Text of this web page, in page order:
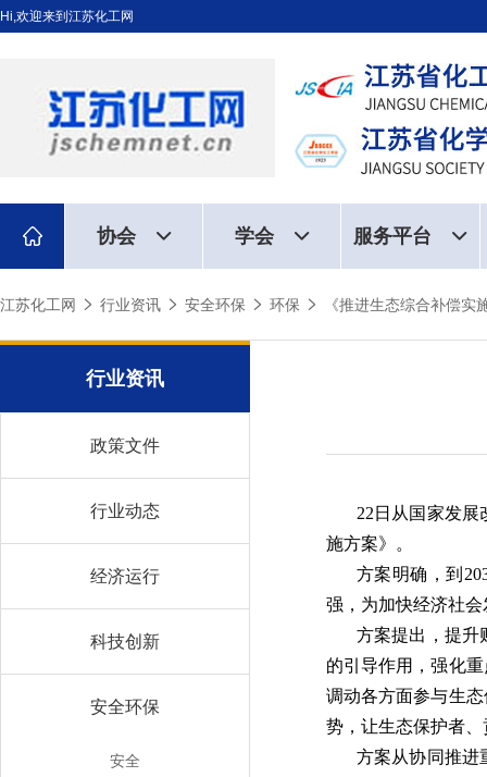
Hi,欢迎来到江苏化工网
协会 学会 服务平台
江苏化工网 行业资讯 安全环保 环保 《推进生态综合补偿实
行业资讯
政策文件
行业动态
经济运行
科技创新
安全环保
安全
22日从国家发
施方案》。
方案明确，到
强，为加快经济社
方案提出，提升
的引导作用，强化
调动各方面参与生
势，让生态保护者
方案从协同推进